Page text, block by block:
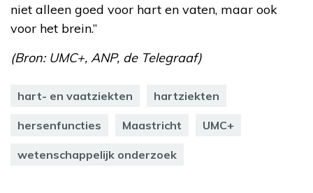
niet alleen goed voor hart en vaten, maar ook
voor het brein.”
(Bron: UMC+, ANP, de Telegraaf)
hart- en vaatziekten hartziekten
hersenfuncties Maastricht UMC+
wetenschappelijk onderzoek